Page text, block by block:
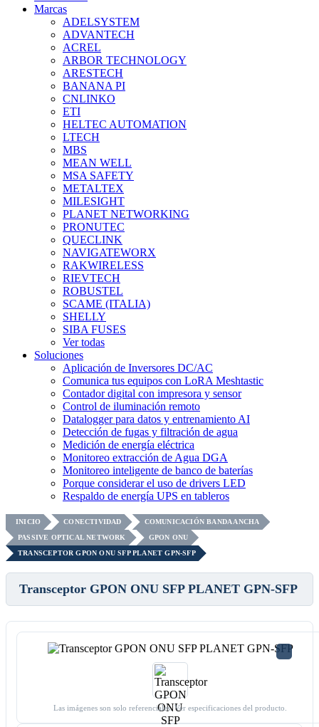
Marcas
ADELSYSTEM
ADVANTECH
ACREL
ARBOR TECHNOLOGY
ARESTECH
BANANA PI
CNLINKO
ETI
HELTEC AUTOMATION
LTECH
MBS
MEAN WELL
MSA SAFETY
METALTEX
MILESIGHT
PLANET NETWORKING
PRONUTEC
QUECLINK
NAVIGATEWORX
RAKWIRELESS
RIEVTECH
ROBUSTEL
SCAME (ITALIA)
SHELLY
SIBA FUSES
Ver todas
Soluciones
Aplicación de Inversores DC/AC
Comunica tus equipos con LoRA Meshtastic
Contador digital con impresora y sensor
Control de iluminación remoto
Datalogger para datos y entrenamiento AI
Detección de fugas y filtración de agua
Medición de energía eléctrica
Monitoreo extracción de Agua DGA
Monitoreo inteligente de banco de baterías
Porque considerar el uso de drivers LED
Respaldo de energía UPS en tableros
INICIO CONECTIVIDAD
COMUNICACIÓN BANDA ANCHA
PASSIVE OPTICAL NETWORK
GPON ONU
TRANSCEPTOR GPON ONU SFP PLANET GPN-SFP
Transceptor GPON ONU SFP PLANET GPN-SFP
Las imágenes son solo referenciales. Ver especificaciones del producto.